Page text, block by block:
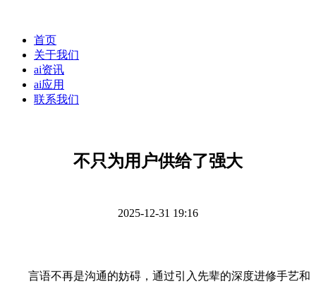
首页
关于我们
ai资讯
ai应用
联系我们
不只为用户供给了强大
2025-12-31 19:16
言语不再是沟通的妨碍，通过引入先辈的深度进修手艺和